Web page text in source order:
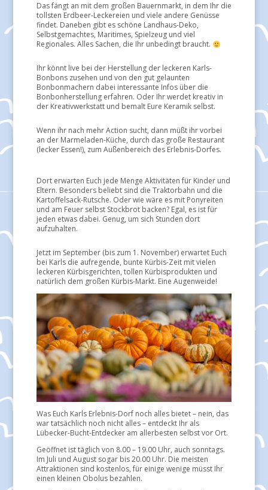
Das fängt an mit dem großen Bauernmarkt, in dem Ihr die
tollsten Erdbeer-Leckereien und viele andere Genüsse
findet. Daneben gibt es schöne Landhaus-Deko,
Selbstgemachtes, Maritimes, Spielzeug und viel
Regionales. Alles Sachen, die Ihr unbedingt braucht.
Ihr könnt live bei der Herstellung der leckeren Karls-
Bonbons zusehen und von den gut gelaunten
Bonbonmachern dabei interessante Infos über die
Bonbonherstellung erfahren. Oder Ihr werdet kreativ in
der Kreativwerkstatt und bemalt Eure Keramik selbst.
Wenn ihr nach mehr Action sucht, dann müßt ihr vorbei
an der Marmeladen-Küche, durch das große Restaurant
(lecker Essen!), zum Außenbereich des Erlebnis-Dorfes.
Dort erwarten Euch jede Menge Aktivitäten für Kinder und
Eltern. Besonders beliebt sind die Traktorbahn und die
Kartoffelsack-Rutsche. Oder wie wäre es mit Ponyreiten
und am Feuer selbst Stockbrot backen? Egal, es ist für
jeden etwas dabei. Genug, um sich Stunden dort
aufzuhalten.
​Jetzt im September (bis zum 1. November) erwartet Euch
bei Karls die aufregende, bunte Kürbis-Zeit mit vielen
leckeren Kürbisgerichten, tollen Kürbisprodukten und
natürlich dem großen Kürbis-Markt. Eine Augenweide!
Was Euch Karls Erlebnis-Dorf noch alles bietet – nein, das
war tatsächlich noch nicht alles – entdeckt Ihr als
Lübecker-Bucht-Entdecker am allerbesten selbst vor Ort.
Geöffnet ist täglich von 8.00 – 19.00 Uhr, auch sonntags.
Im Juli und August sogar bis 20.00 Uhr. Die meisten
Attraktionen sind kostenlos, für einige wenige müsst Ihr
einen kleinen Obolus bezahlen.